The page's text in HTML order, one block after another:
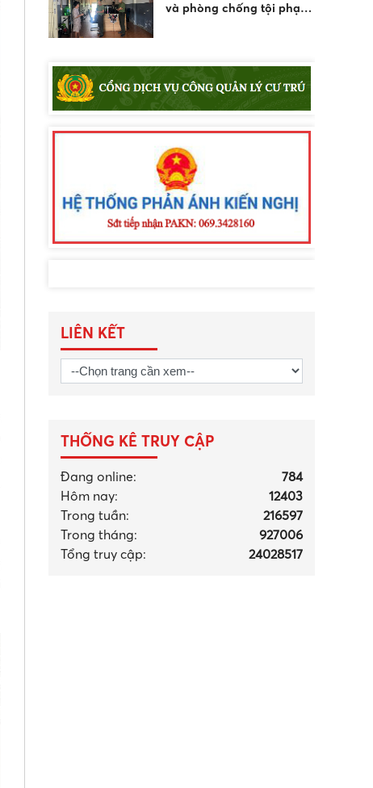
và phòng chống tội phạm
LIÊN KẾT
THỐNG KÊ TRUY CẬP
Đang online:
784
Hôm nay:
12403
Trong tuần:
216597
Trong tháng:
927006
Tổng truy cập:
24028517